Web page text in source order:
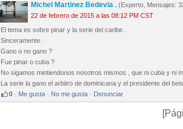
Michel Martinez Bedevia . (Experto, Mensajes:
22 de febrero de 2015 a las 08:12 PM CST
El tema es sobre pinar y la serie del caribe .
Sinceramente .
Gano o no gano ?
Fue pinar o cuba ?
No sigamos mintiendonos nosotros mismos , que ni cuba y ni
La serie la gano el arbitro de dominicana y el presidente del
0 · Me gusta · No me gusta · Denunciar